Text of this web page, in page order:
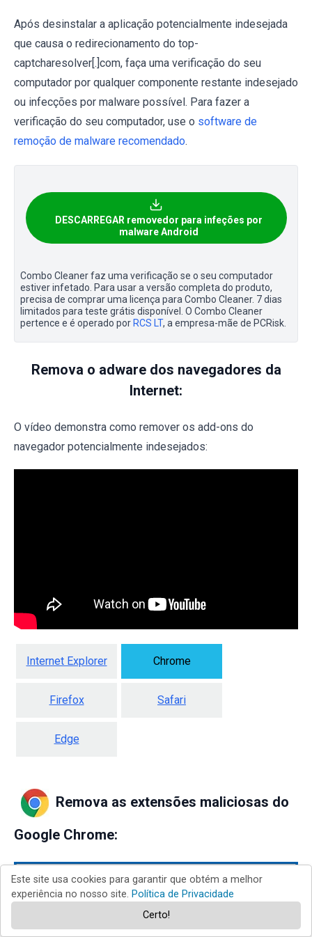
Após desinstalar a aplicação potencialmente indesejada
que causa o redirecionamento do top-
captcharesolver[.]com, faça uma verificação do seu
computador por qualquer componente restante indesejado
ou infecções por malware possível. Para fazer a
verificação do seu computador, use o software de
remoção de malware recomendado.
DESCARREGAR removedor para infeções por
malware Android
Combo Cleaner faz uma verificação se o seu computador
estiver infetado. Para usar a versão completa do produto,
precisa de comprar uma licença para Combo Cleaner. 7 dias
limitados para teste grátis disponível. O Combo Cleaner
pertence e é operado por RCS LT, a empresa-mãe de PCRisk.
Remova o adware dos navegadores da
Internet:
O vídeo demonstra como remover os add-ons do
navegador potencialmente indesejados:
Internet Explorer Chrome
Firefox Safari
Edge
Remova as extensões maliciosas do
Google Chrome:
Este site usa cookies para garantir que obtém a melhor
experiência no nosso site. Política de Privacidade
Certo!